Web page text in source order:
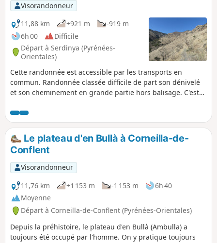
Visorandonneur
11,88 km
+921 m
-919 m
6h 00
Difficile
Départ à Serdinya (Pyrénées-
Orientales)
Cette randonnée est accessible par les transports en
commun. Randonnée classée difficile de part son dénivelé
et son cheminement en grande partie hors balisage. C'est
de trois vieux hameaux dont deux encore en parfait état, un
refuge, une église de montagne.
Le plateau d'en Bullà à Corneilla-de-
Conflent
Visorandonneur
11,76 km
+1 153 m -1 153 m
6h 40
Moyenne
Départ à Corneilla-de-Conflent (Pyrénées-Orientales)
Depuis la préhistoire, le plateau d'en Bullà (Ambulla) a
toujours été occupé par l'homme. On y pratique toujours